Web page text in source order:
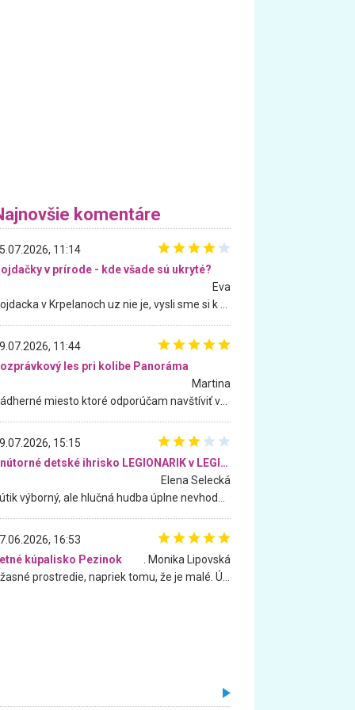
komentáre
11:14
v prírode - kde všade sú ukryté?
Eva
11:44
les pri kolibe Panoráma
Martina
15:15
Vnútorné detské ihrisko LEGIONARIK v LEGIA Fitness
Elena Selecká
16:53
kúpalisko Pezinok
. Monika Lipovská